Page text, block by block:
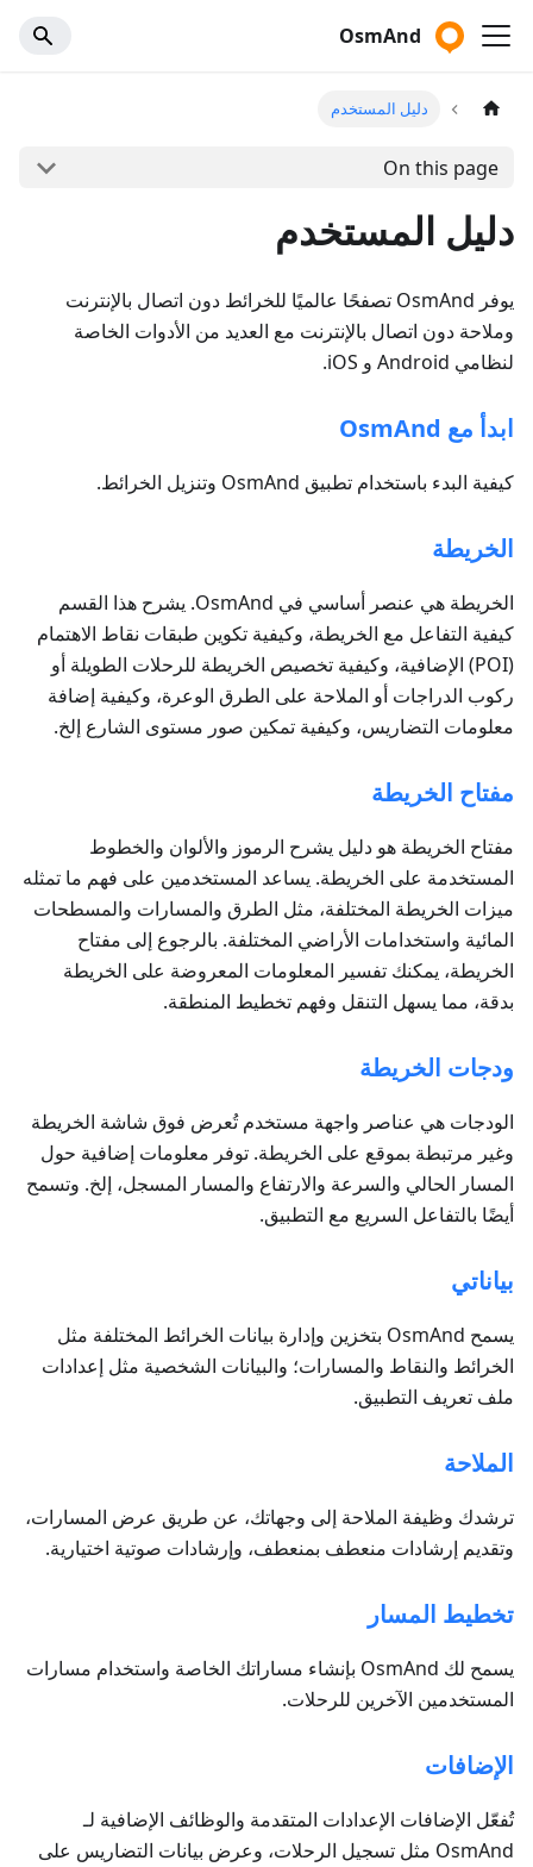
OsmAnd
دليل المستخدم
On this page
دليل المستخدم
يوفر OsmAnd تصفحًا عالميًا للخرائط دون اتصال بالإنترنت
وملاحة دون اتصال بالإنترنت مع العديد من الأدوات الخاصة
لنظامي Android و iOS.
ابدأ مع OsmAnd
كيفية البدء باستخدام تطبيق OsmAnd وتنزيل الخرائط.
الخريطة
الخريطة هي عنصر أساسي في OsmAnd. يشرح هذا القسم
كيفية التفاعل مع الخريطة، وكيفية تكوين طبقات نقاط الاهتمام
(POI) الإضافية، وكيفية تخصيص الخريطة للرحلات الطويلة أو
ركوب الدراجات أو الملاحة على الطرق الوعرة، وكيفية إضافة
معلومات التضاريس، وكيفية تمكين صور مستوى الشارع إلخ.
مفتاح الخريطة
مفتاح الخريطة هو دليل يشرح الرموز والألوان والخطوط
المستخدمة على الخريطة. يساعد المستخدمين على فهم ما تمثله
ميزات الخريطة المختلفة، مثل الطرق والمسارات والمسطحات
المائية واستخدامات الأراضي المختلفة. بالرجوع إلى مفتاح
الخريطة، يمكنك تفسير المعلومات المعروضة على الخريطة
بدقة، مما يسهل التنقل وفهم تخطيط المنطقة.
ودجات الخريطة
الودجات هي عناصر واجهة مستخدم تُعرض فوق شاشة الخريطة
وغير مرتبطة بموقع على الخريطة. توفر معلومات إضافية حول
المسار الحالي والسرعة والارتفاع والمسار المسجل، إلخ. وتسمح
أيضًا بالتفاعل السريع مع التطبيق.
بياناتي
يسمح OsmAnd بتخزين وإدارة بيانات الخرائط المختلفة مثل
الخرائط والنقاط والمسارات؛ والبيانات الشخصية مثل إعدادات
ملف تعريف التطبيق.
الملاحة
ترشدك وظيفة الملاحة إلى وجهاتك، عن طريق عرض المسارات،
وتقديم إرشادات منعطف بمنعطف، وإرشادات صوتية اختيارية.
تخطيط المسار
يسمح لك OsmAnd بإنشاء مساراتك الخاصة واستخدام مسارات
المستخدمين الآخرين للرحلات.
الإضافات
تُفعّل الإضافات الإعدادات المتقدمة والوظائف الإضافية لـ
OsmAnd مثل تسجيل الرحلات، وعرض بيانات التضاريس على